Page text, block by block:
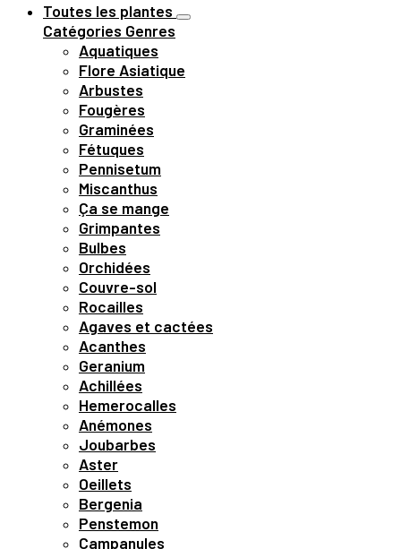
Toutes les plantes
Catégories Genres
Aquatiques
Flore Asiatique
Arbustes
Fougères
Graminées
Fétuques
Pennisetum
Miscanthus
Ça se mange
Grimpantes
Bulbes
Orchidées
Couvre-sol
Rocailles
Agaves et cactées
Acanthes
Geranium
Achillées
Hemerocalles
Anémones
Joubarbes
Aster
Oeillets
Bergenia
Penstemon
Campanules